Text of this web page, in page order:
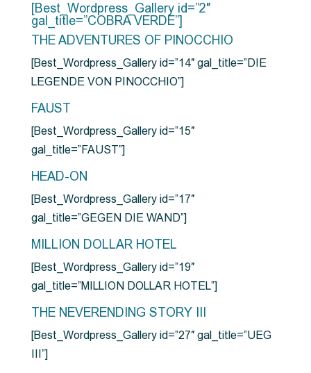
[Best_Wordpress_Gallery id=”2″
gal_title=”COBRA VERDE”]
THE ADVENTURES OF PINOCCHIO
[Best_Wordpress_Gallery id=”14″ gal_title=”DIE
LEGENDE VON PINOCCHIO”]
FAUST
[Best_Wordpress_Gallery id=”15″
gal_title=”FAUST”]
HEAD-ON
[Best_Wordpress_Gallery id=”17″
gal_title=”GEGEN DIE WAND”]
MILLION DOLLAR HOTEL
[Best_Wordpress_Gallery id=”19″
gal_title=”MILLION DOLLAR HOTEL”]
THE NEVERENDING STORY III
[Best_Wordpress_Gallery id=”27″ gal_title=”UEG
III”]